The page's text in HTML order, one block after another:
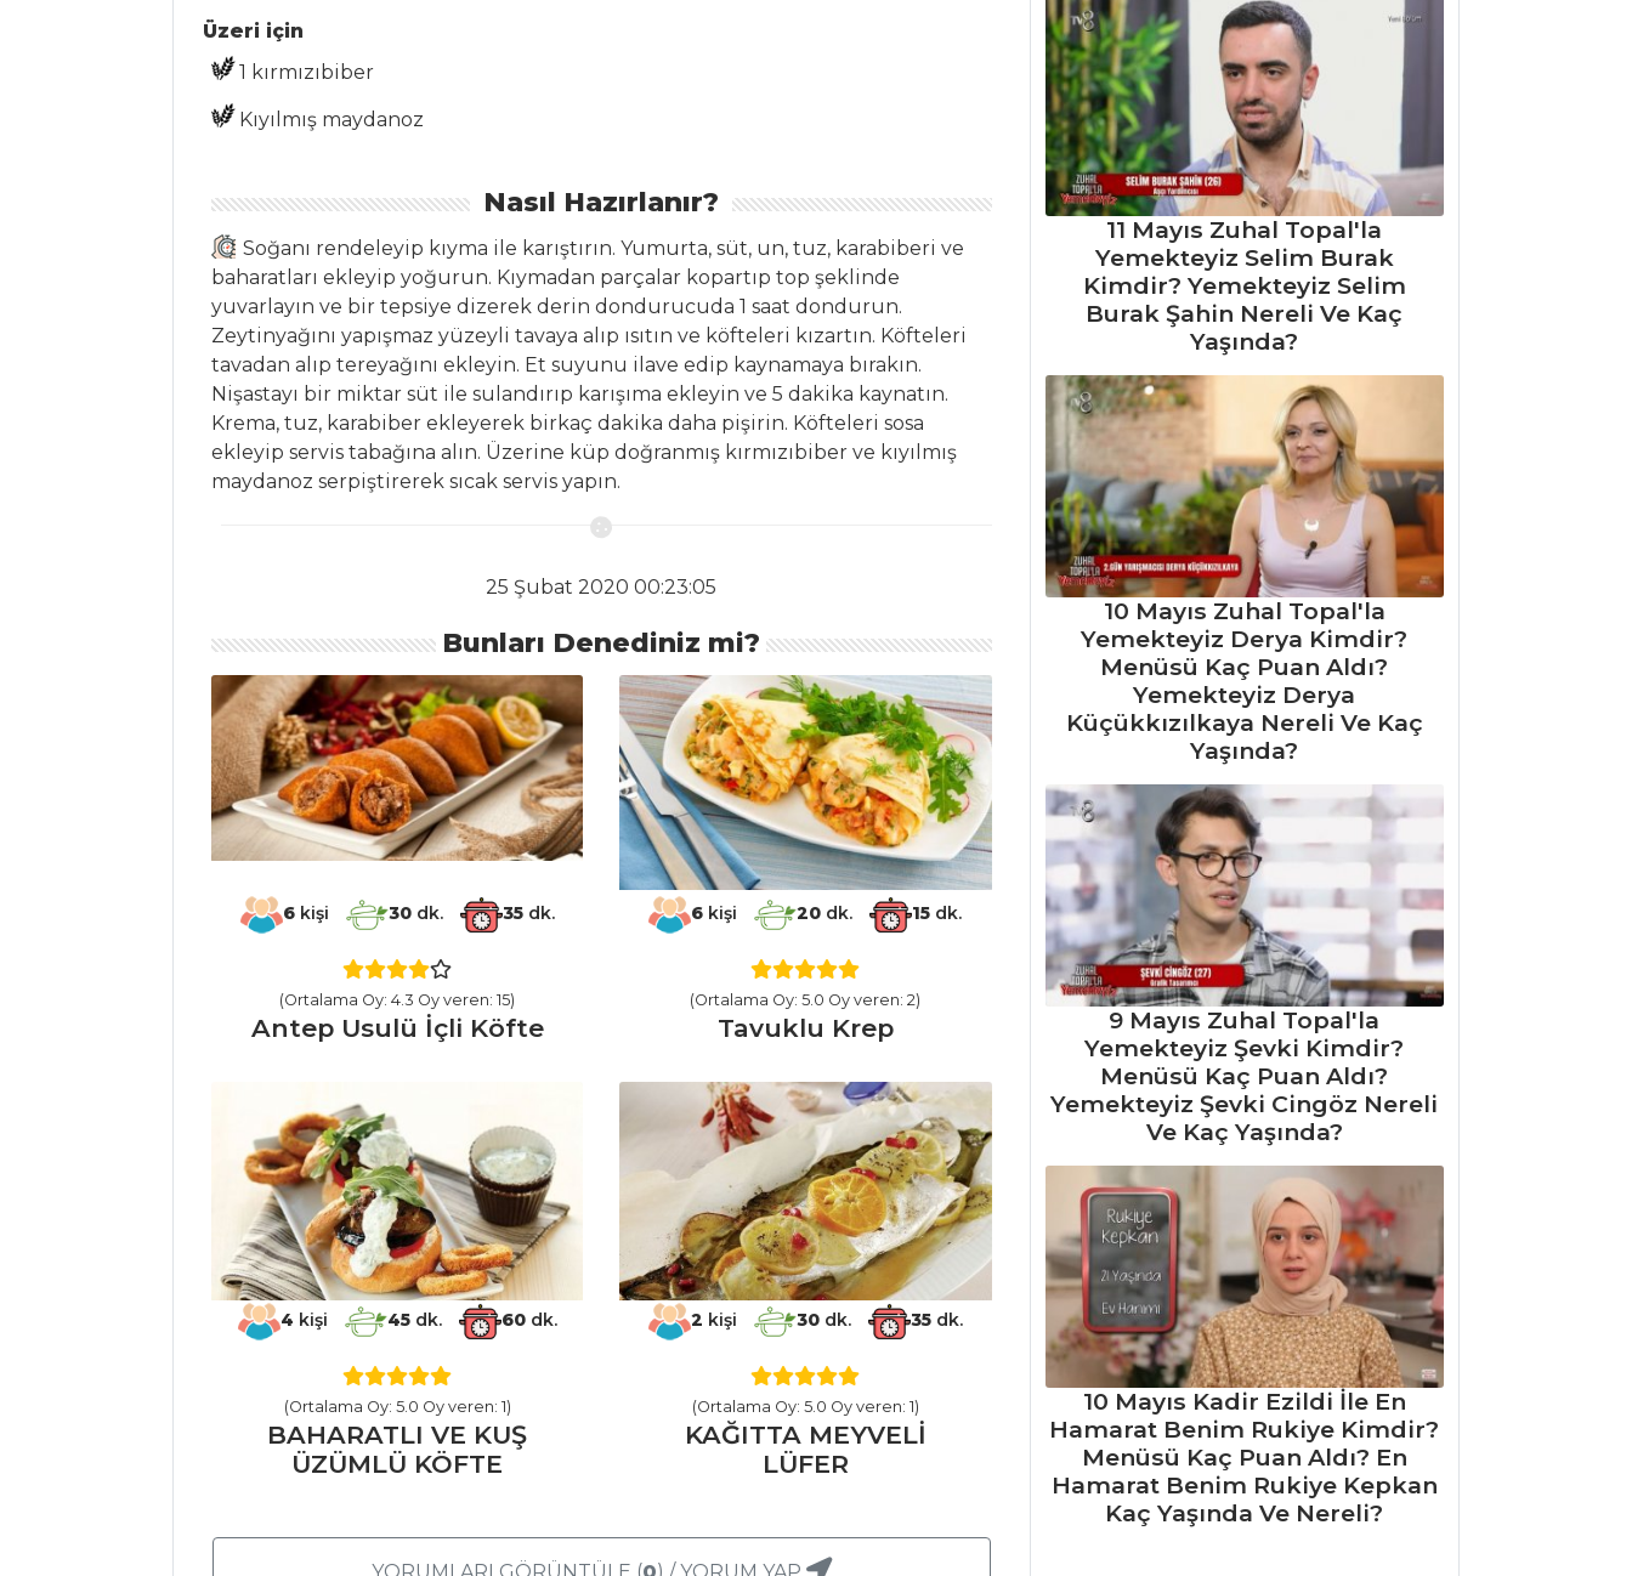
MASTERCHEF
köftesi tarifi ve püf
Ustasından nefis
kabak tatlısı tarifi
Masterchef Tüm
Kabakta Cevizli
KESTANELİ ET
Et Yemekleri Tüm
Üzeri için
1 kırmızıbiber
Kıyılmış maydanoz
Nasıl Hazırlanır?
Soğanı rendeleyip kıyma ile karıştırın. Yumurta, süt, un, tuz, karabiberi ve
baharatları ekleyip yoğurun. Kıymadan parçalar kopartıp top şeklinde
yuvarlayın ve bir tepsiye dizerek derin dondurucuda 1 saat dondurun.
Zeytinyağını yapışmaz yüzeyli tavaya alıp ısıtın ve köfteleri kızartın. Köfteleri
tavadan alıp tereyağını ekleyin. Et suyunu ilave edip kaynamaya bırakın.
Nişastayı bir miktar süt ile sulandırıp karışıma ekleyin ve 5 dakika kaynatın.
Krema, tuz, karabiber ekleyerek birkaç dakika daha pişirin. Köfteleri sosa
ekleyip servis tabağına alın. Üzerine küp doğranmış kırmızıbiber ve kıyılmış
maydanoz serpiştirerek sıcak servis yapın.
25 Şubat 2020 00:23:05
Bunları Denediniz mi?
6kişi 30dk. 35dk.
(Ortalama Oy: 4.3 Oy veren: 15)
Antep Usulü İçli Köfte
6 kişi 20 dk. 15 dk.
(Ortalama Oy: 5.0 Oy veren: 2)
Tavuklu Krep
4 kişi 45dk. 60dk.
(Ortalama Oy: 5.0 Oy veren: 1)
BAHARATLI VE KUŞ
ÜZÜMLÜ KÖFTE
2 kişi 30dk. 35dk.
(Ortalama Oy: 5.0 Oy veren: 1)
KAĞITTA MEYVELİ
LÜFER
11 Mayıs Zuhal Topal'la
Yemekteyiz Selim Burak
Kimdir? Yemekteyiz Selim
Burak Şahin Nereli Ve Kaç
Yaşında?
10 Mayıs Zuhal Topal'la
Yemekteyiz Derya Kimdir?
Menüsü Kaç Puan Aldı?
Yemekteyiz Derya
Küçükkızılkaya Nereli Ve Kaç
Yaşında?
9 Mayıs Zuhal Topal'la
Yemekteyiz Şevki Kimdir?
Menüsü Kaç Puan Aldı?
Yemekteyiz Şevki Cingöz Nereli
Ve Kaç Yaşında?
10 Mayıs Kadir Ezildi İle En
Hamarat Benim Rukiye Kimdir?
Menüsü Kaç Puan Aldı? En
Hamarat Benim Rukiye Kepkan
Kaç Yaşında Ve Nereli?